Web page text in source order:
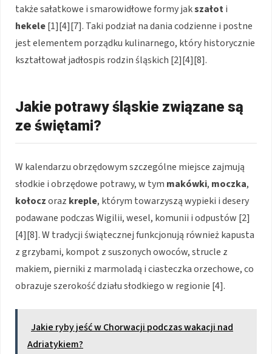
także sałatkowe i smarowidłowe formy jakszałoti
hekele[1][4][7]. Taki podział na dania codzienne i postne
jest elementem porządku kulinarnego, który historycznie
kształtował jadłospis rodzin śląskich [2][4][8].
Jakie potrawy śląskie związane są
ze świętami?
W kalendarzu obrzędowym szczególne miejsce zajmują
słodkie i obrzędowe potrawy, w tym makówki, moczka,
kołoczoraz kreple, którym towarzyszą wypieki i desery
podawane podczas Wigilii, wesel, komunii i odpustów [2]
[4][8]. W tradycji świątecznej funkcjonują również kapusta
z grzybami, kompot z suszonych owoców, strucle z
makiem, pierniki z marmoladą i ciasteczka orzechowe, co
obrazuje szerokość działu słodkiego w regionie [4].
Jakie ryby jeść w Chorwacji podczas wakacji nad
Adriatykiem?